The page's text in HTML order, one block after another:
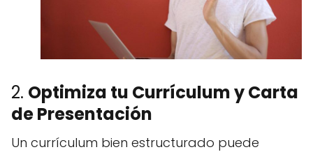
2. Optimiza tu Currículum y Carta
de Presentación
Un currículum bien estructurado puede